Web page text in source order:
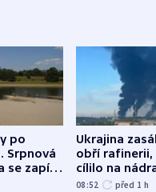
po
Srpnová
se zapíše
Ukrajina
obří rafinerii,
cílilo na
autobus
08:52 před 1 h